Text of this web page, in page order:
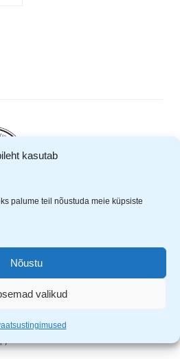
kasutab
palume teil nõustuda meie küpsiste
Nõustu
valikud
2530